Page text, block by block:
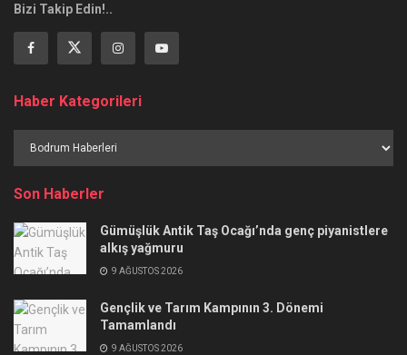
Bizi Takip Edin!..
Haber Kategorileri
Son Haberler
Gümüşlük Antik Taş Ocağı’nda genç piyanistlere
alkış yağmuru
9 AĞUSTOS 2026
Gençlik ve Tarım Kampının 3. Dönemi
Tamamlandı
9 AĞUSTOS 2026